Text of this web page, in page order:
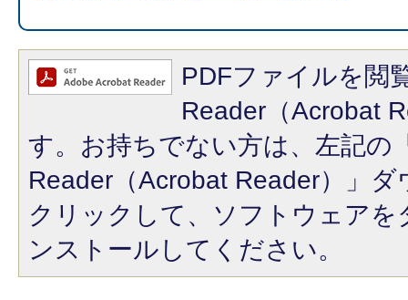
PDFファイルを閲
Reader（Acrobat
す。お持ちでない方は、左記の
Reader（Acrobat Reader）」
クリックして、ソフトウェア
ンストールしてください。